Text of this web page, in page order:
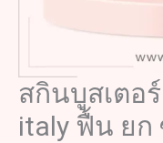
สกินบูสเตอ
italy ฟื้น ย